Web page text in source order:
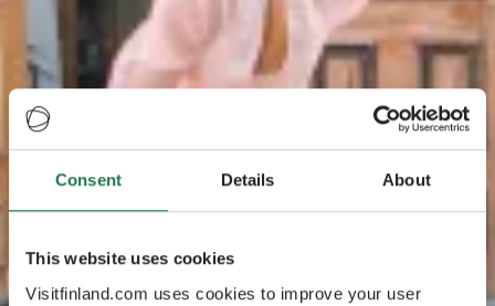
Consent Details About
This website uses cookies
Visitfinland.com uses cookies to improve your user